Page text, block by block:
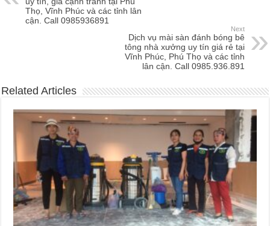
Thọ, Vĩnh Phúc và các tỉnh lân
cận. Call 0985936891
Next
Dịch vụ mài sàn đánh bóng bê
tông nhà xưởng uy tín giá rẻ tại
Vĩnh Phúc, Phú Thọ và các tỉnh
lân cận. Call 0985.936.891
Related Articles